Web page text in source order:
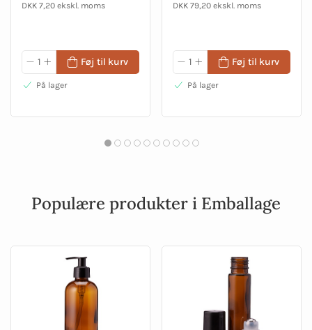
DKK 7,20 ekskl. moms
Føj til kurv
På lager
DKK 79,20 ekskl. moms
Føj til kurv
På lager
Populære produkter i Emballage